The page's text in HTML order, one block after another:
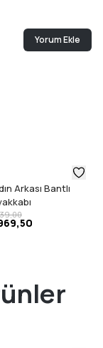
Yorum Ekle
Arkası Bantlı